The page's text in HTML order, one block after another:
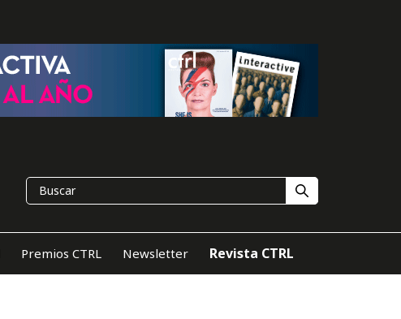
Premios CTRL Newsletter Revista CTRL